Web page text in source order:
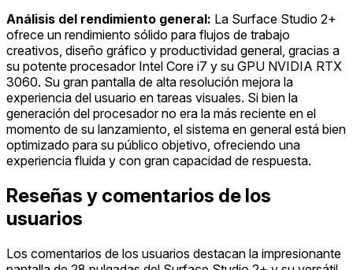
Análisis del rendimiento general: La Surface Studio 2+
ofrece un rendimiento sólido para flujos de trabajo
creativos, diseño gráfico y productividad general, gracias a
su potente procesador Intel Core i7 y su GPU NVIDIA RTX
3060. Su gran pantalla de alta resolución mejora la
experiencia del usuario en tareas visuales. Si bien la
generación del procesador no era la más reciente en el
momento de su lanzamiento, el sistema en general está bien
optimizado para su público objetivo, ofreciendo una
experiencia fluida y con gran capacidad de respuesta.
Reseñas y comentarios de los
usuarios
Los comentarios de los usuarios destacan la impresionante